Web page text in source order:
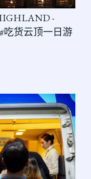
-
吃货云顶一日游